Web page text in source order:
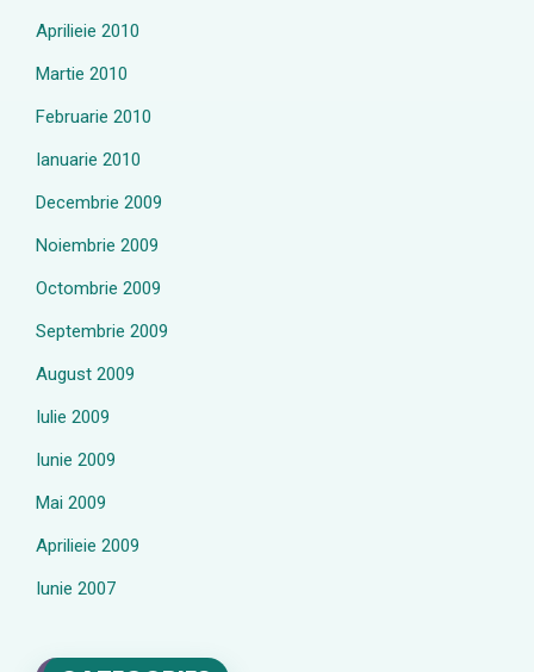
Aprilieie 2010
Martie 2010
Februarie 2010
Ianuarie 2010
Decembrie 2009
Noiembrie 2009
Octombrie 2009
Septembrie 2009
August 2009
Iulie 2009
Iunie 2009
Mai 2009
Aprilieie 2009
Iunie 2007